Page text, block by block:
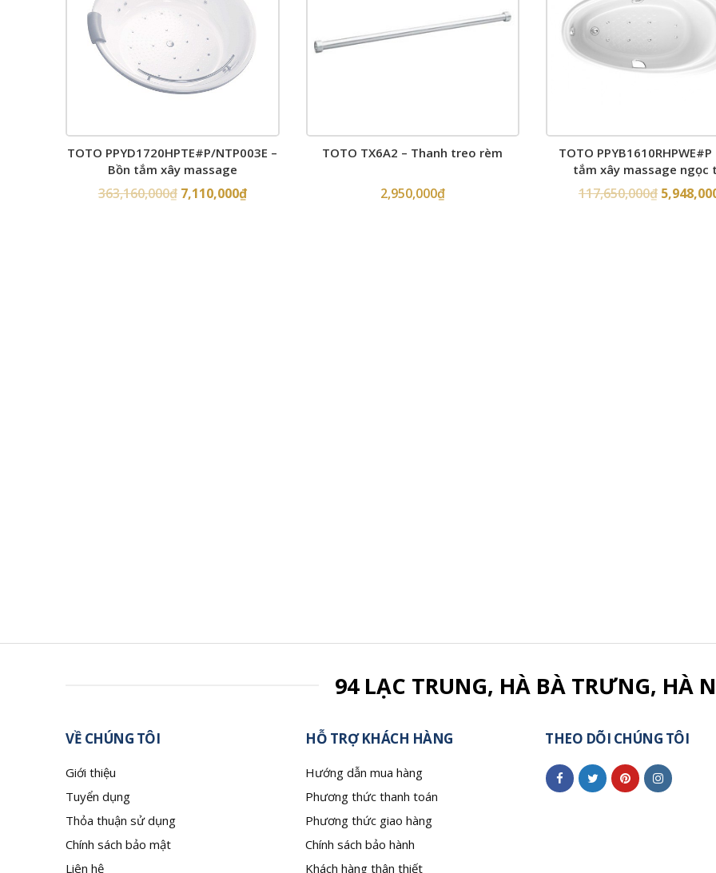
TOTO PPYD1720HPTE#P/NTP003E –
Bồn tắm xây massage
363,160,000₫ 7,110,000₫
TOTO TX6A2 – Thanh treo rèm
2,950,000₫
TOTO PPYB1610RHPWE#P
tắm xây massage ngọc
117,650,000₫
94 LẠC TRUNG, HÀ BÀ TRƯNG, HÀ
VỀ CHÚNG TÔI
Giới thiệu
Tuyển dụng
Thỏa thuận sử dụng
Chính sách bảo mật
Liên hệ
HỖ TRỢ KHÁCH HÀNG
Hướng dẫn mua hàng
Phương thức thanh toán
Phương thức giao hàng
Chính sách bảo hành
Khách hàng thân thiết
THEO DÕI CHÚNG TÔI